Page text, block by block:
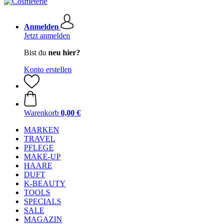
Anmelden
Jetzt anmelden
Bist du neu hier?
Konto erstellen
Warenkorb 0,00 €
MARKEN
TRAVEL
PFLEGE
MAKE-UP
HAARE
DUFT
K-BEAUTY
TOOLS
SPECIALS
SALE
MAGAZIN